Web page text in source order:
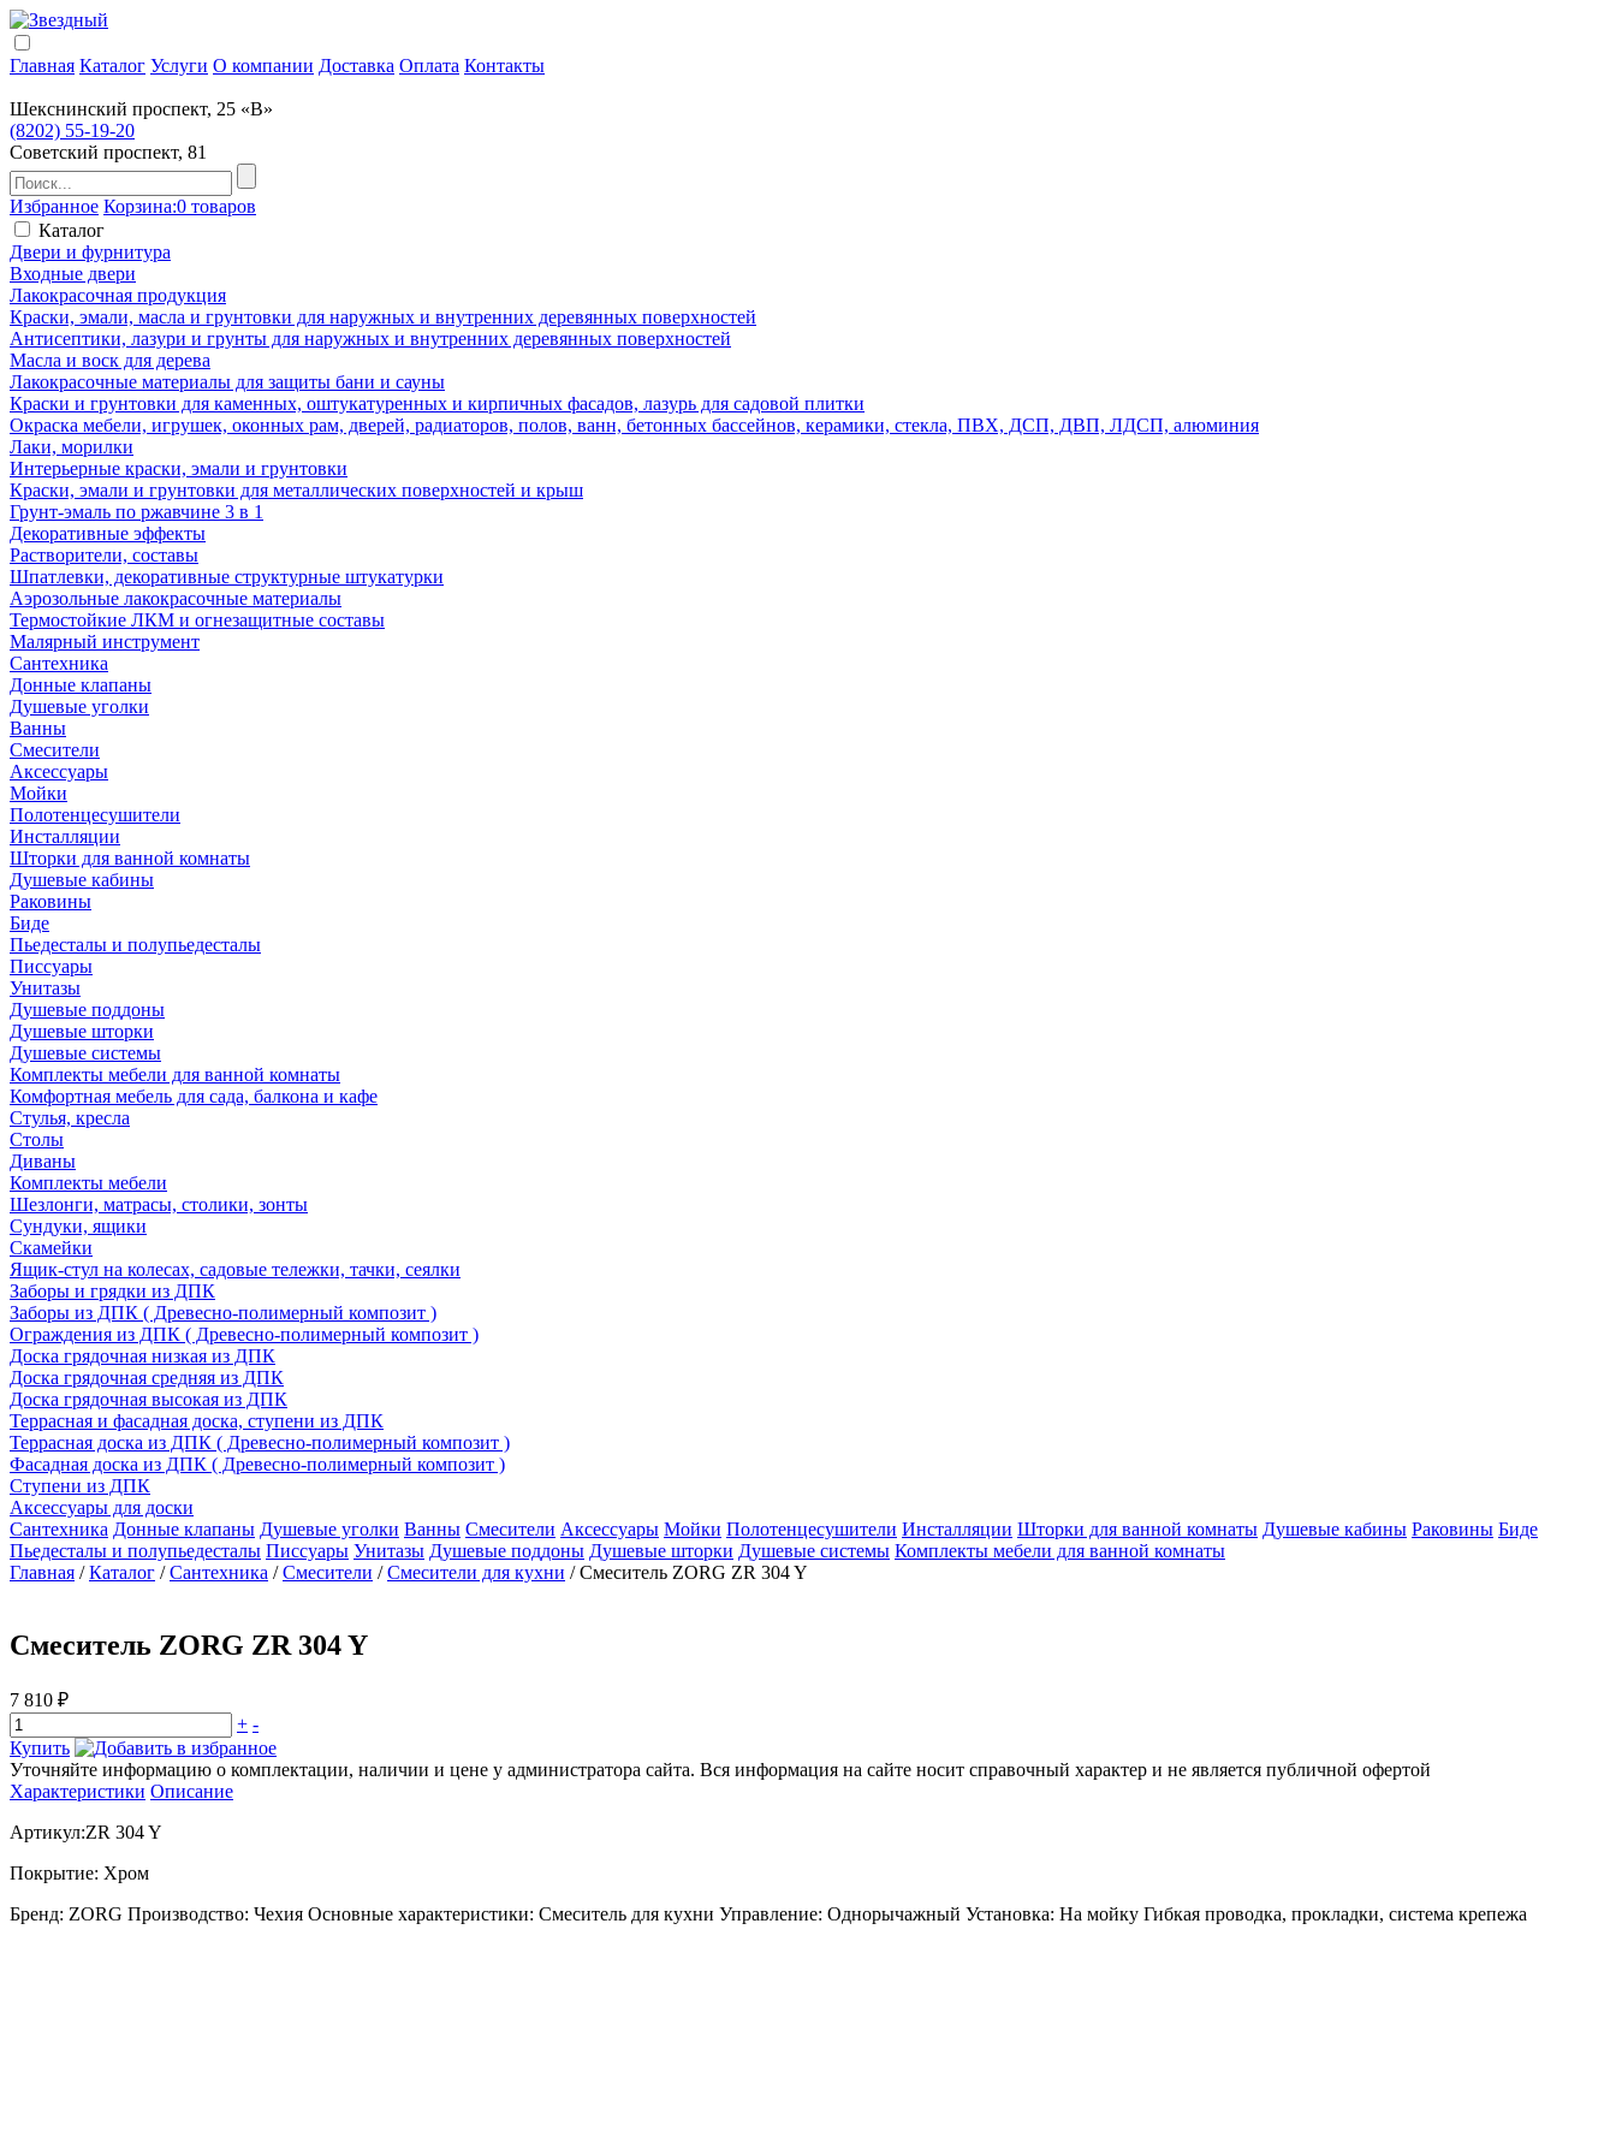
Главная Каталог Услуги О компании Доставка Оплата Контакты
Шекснинский проспект, 25 «В»
(8202) 55-19-20
Советский проспект, 81
Избранное Корзина:0 товаров
Каталог
Двери и фурнитура
Входные двери
Лакокрасочная продукция
Краски, эмали, масла и грунтовки для наружных и внутренних деревянных поверхностей
Антисептики, лазури и грунты для наружных и внутренних деревянных поверхностей
Масла и воск для дерева
Лакокрасочные материалы для защиты бани и сауны
Краски и грунтовки для каменных, оштукатуренных и кирпичных фасадов, лазурь для садовой плитки
Окраска мебели, игрушек, оконных рам, дверей, радиаторов, полов, ванн, бетонных бассейнов, керамики, стекла, ПВХ, ДСП, ДВП, ЛДСП, алюминия
Лаки, морилки
Интерьерные краски, эмали и грунтовки
Краски, эмали и грунтовки для металлических поверхностей и крыш
Грунт-эмаль по ржавчине 3 в 1
Декоративные эффекты
Растворители, составы
Шпатлевки, декоративные структурные штукатурки
Аэрозольные лакокрасочные материалы
Термостойкие ЛКМ и огнезащитные составы
Малярный инструмент
Сантехника
Донные клапаны
Душевые уголки
Ванны
Смесители
Аксессуары
Мойки
Полотенцесушители
Инсталляции
Шторки для ванной комнаты
Душевые кабины
Раковины
Биде
Пьедесталы и полупьедесталы
Писсуары
Унитазы
Душевые поддоны
Душевые шторки
Душевые системы
Комплекты мебели для ванной комнаты
Комфортная мебель для сада, балкона и кафе
Стулья, кресла
Столы
Диваны
Комплекты мебели
Шезлонги, матрасы, столики, зонты
Сундуки, ящики
Скамейки
Ящик-стул на колесах, садовые тележки, тачки, сеялки
Заборы и грядки из ДПК
Заборы из ДПК ( Древесно-полимерный композит )
Ограждения из ДПК ( Древесно-полимерный композит )
Доска грядочная низкая из ДПК
Доска грядочная средняя из ДПК
Доска грядочная высокая из ДПК
Террасная и фасадная доска, ступени из ДПК
Террасная доска из ДПК ( Древесно-полимерный композит )
Фасадная доска из ДПК ( Древесно-полимерный композит )
Ступени из ДПК
Аксессуары для доски
Сантехника Донные клапаны Душевые уголки Ванны Смесители Аксессуары Мойки Полотенцесушители Инсталляции Шторки для ванной комнаты Душевые кабины Раковины Биде
Пьедесталы и полупьедесталы Писсуары Унитазы Душевые поддоны Душевые шторки Душевые системы Комплекты мебели для ванной комнаты
Главная / Каталог / Сантехника / Смесители / Смесители для кухни /Смеситель ZORG ZR 304 Y
Смеситель ZORG ZR 304 Y
7 810 ₽
+ -
Купить
Уточняйте информацию о комплектации, наличии и цене у администратора сайта. Вся информация на сайте носит справочный характер и не является публичной офертой
Характеристики Описание
Артикул:ZR 304 Y
Покрытие: Хром
Бренд: ZORG Производство: Чехия Основные характеристики: Смеситель для кухни Управление: Однорычажный Установка: На мойку Гибкая проводка, прокладки, система крепежа